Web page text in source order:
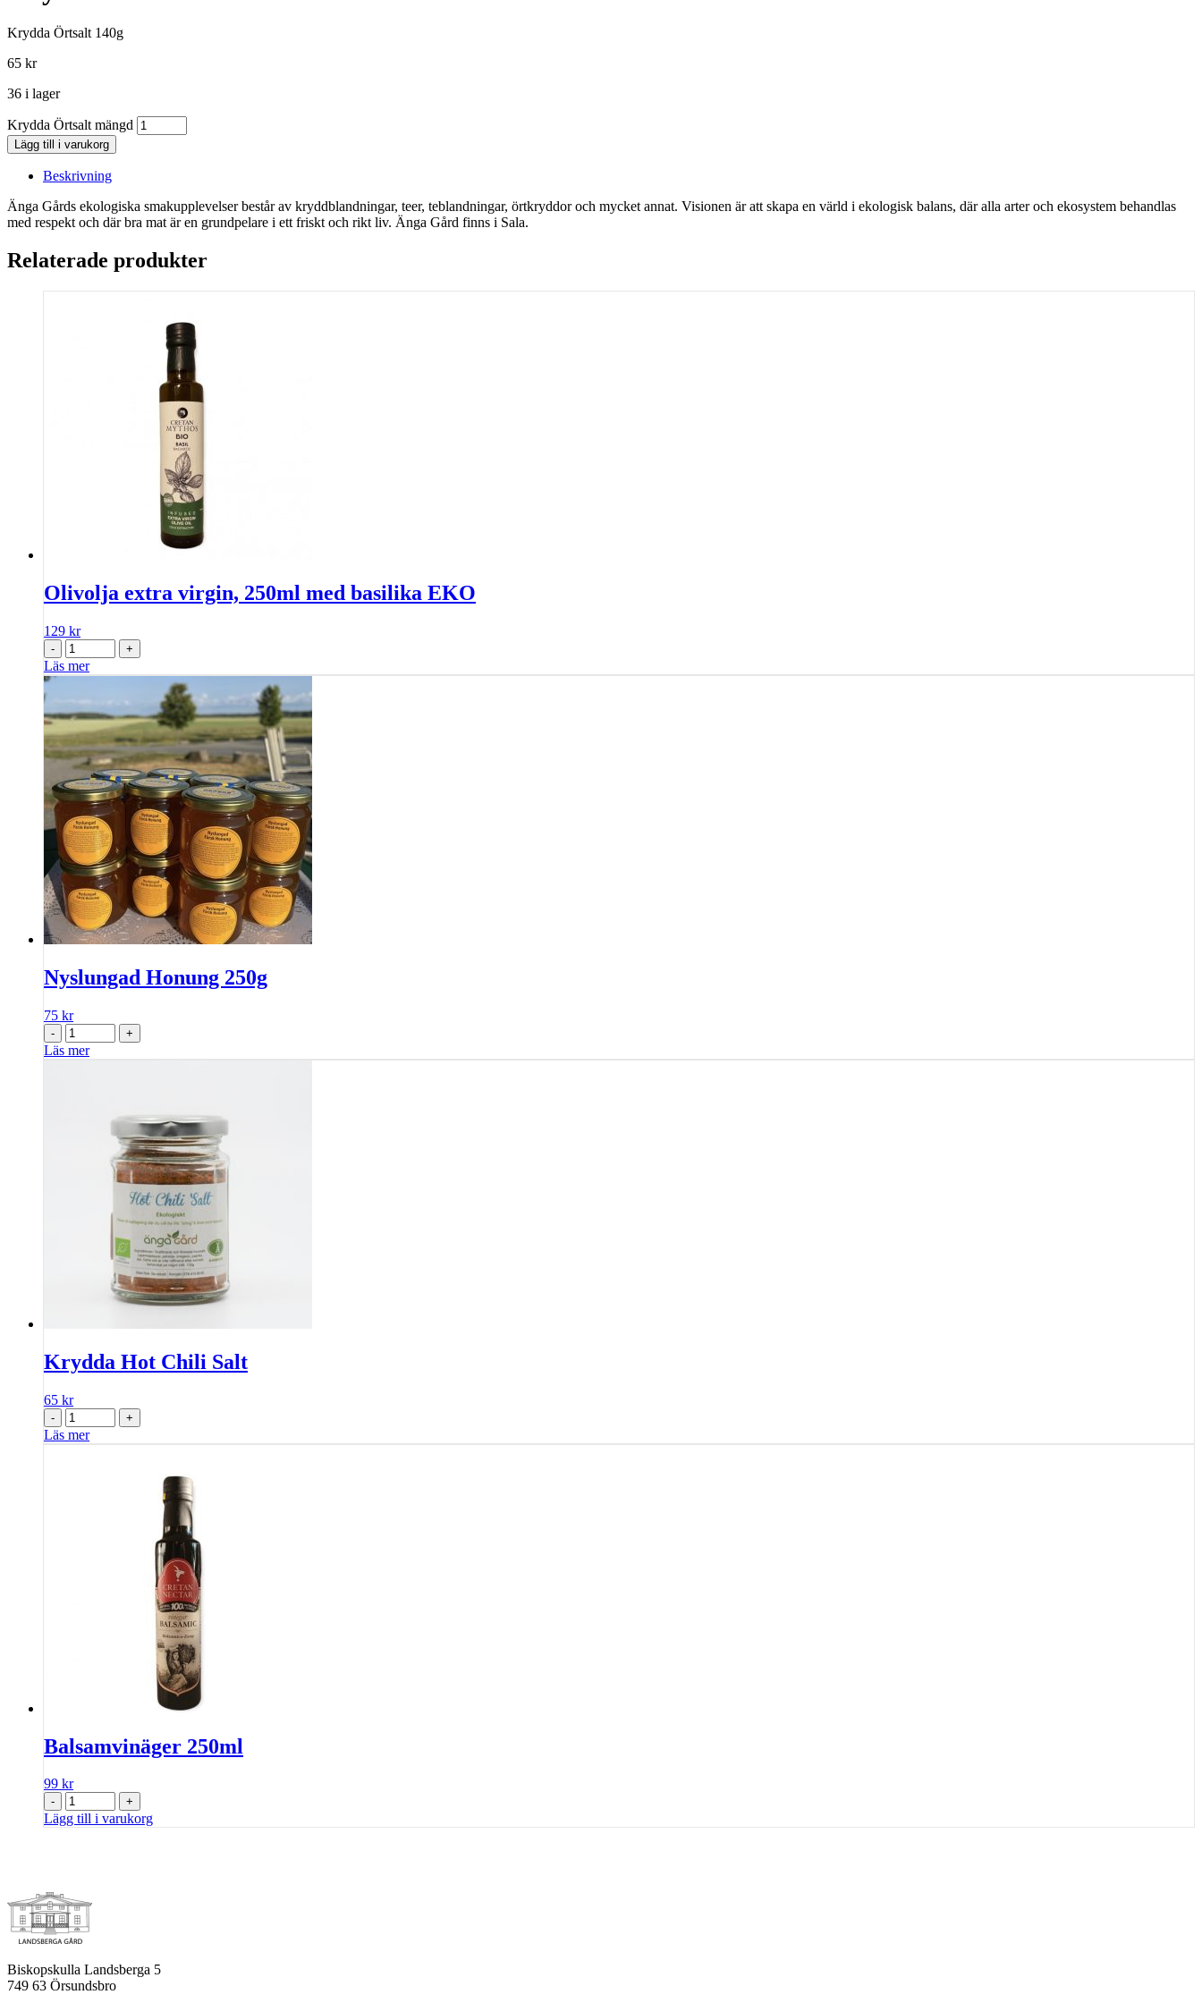
Krydda Örtsalt 140g
65 kr
36 i lager
Krydda Örtsalt mängd
Lägg till i varukorg
Beskrivning
Änga Gårds ekologiska smakupplevelser består av kryddblandningar, teer, teblandningar, örtkryddor och mycket annat. Visionen är att skapa en värld i ekologisk balans, där alla arter och ekosystem behandlas
med respekt och där bra mat är en grundpelare i ett friskt och rikt liv. Änga Gård finns i Sala.
Relaterade produkter
Olivolja extra virgin, 250ml med basilika EKO
129 kr
- +
Läs mer
Nyslungad Honung 250g
75 kr
- +
Läs mer
Krydda Hot Chili Salt
65 kr
- +
Läs mer
Balsamvinäger 250ml
99 kr
- +
Lägg till i varukorg
Biskopskulla Landsberga 5
749 63 Örsundsbro